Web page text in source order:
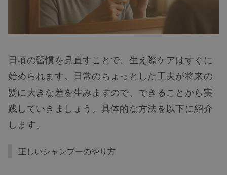
日頃の習慣を見直すことで、生え際ケアはすぐに
始められます。日常のちょっとした工夫が将来の
髪に大きな差を生みますので、できることから実
践していきましょう。具体的な方法を以下に紹介
します。
正しいシャンプーのやり方